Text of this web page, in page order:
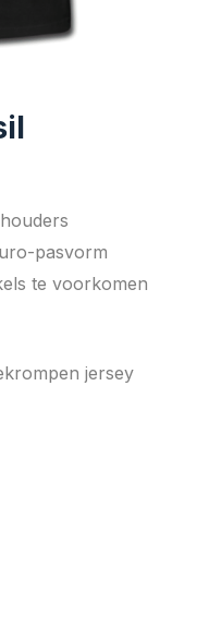
pasvorm
te voorkomen
jersey